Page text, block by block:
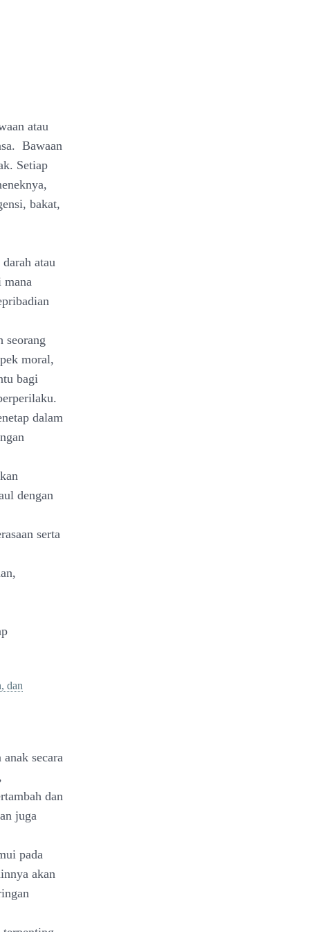
atau
Bawaan
Setiap
bakat,
atau
mana
seorang
moral,
bagi
dalam
dengan
serta
dan
secara
dan
juga
pada
akan